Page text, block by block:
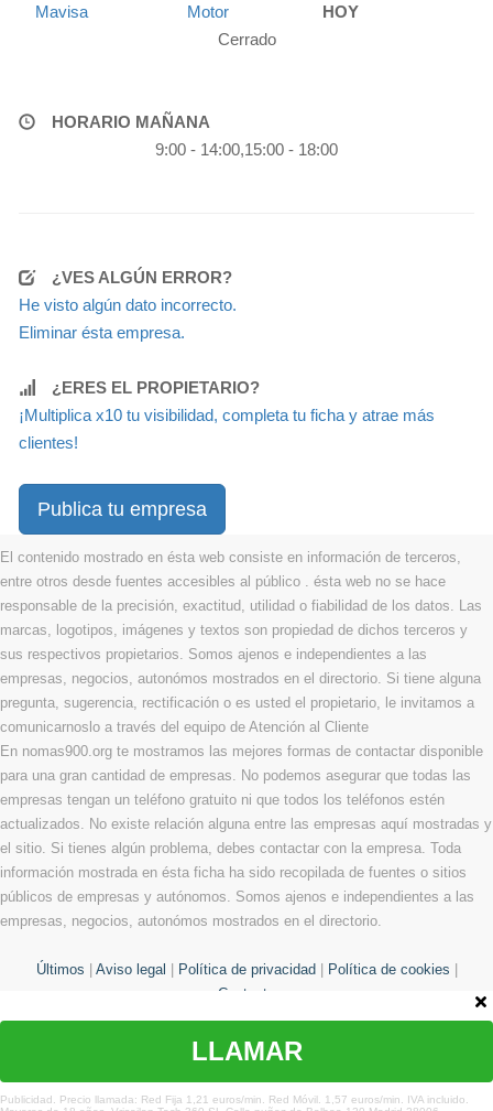
Mavisa
Motor
HOY
Cerrado
HORARIO MAÑANA
9:00 - 14:00,15:00 - 18:00
¿VES ALGÚN ERROR?
He visto algún dato incorrecto.
Eliminar ésta empresa.
¿ERES EL PROPIETARIO?
¡Multiplica x10 tu visibilidad, completa tu ficha y atrae más
clientes!
Publica tu empresa
El contenido mostrado en ésta web consiste en información de terceros,
entre otros desde fuentes accesibles al público . ésta web no se hace
responsable de la precisión, exactitud, utilidad o fiabilidad de los datos. Las
marcas, logotipos, imágenes y textos son propiedad de dichos terceros y
sus respectivos propietarios. Somos ajenos e independientes a las
empresas, negocios, autonómos mostrados en el directorio. Si tiene alguna
pregunta, sugerencia, rectificación o es usted el propietario, le invitamos a
comunicarnoslo a través del equipo de Atención al Cliente
En nomas900.org te mostramos las mejores formas de contactar disponible
para una gran cantidad de empresas. No podemos asegurar que todas las
empresas tengan un teléfono gratuito ni que todos los teléfonos estén
actualizados. No existe relación alguna entre las empresas aquí mostradas y
el sitio. Si tienes algún problema, debes contactar con la empresa. Toda
información mostrada en ésta ficha ha sido recopilada de fuentes o sitios
públicos de empresas y autónomos. Somos ajenos e independientes a las
empresas, negocios, autonómos mostrados en el directorio.
Últimos Aviso legal Política de privacidad Política de cookies
Contacto
¿Te hemos ayudado?
LLAMAR
Publicidad. Precio llamada: Red Fija 1,21 euros/min. Red Móvil. 1,57 euros/min. IVA incluido.